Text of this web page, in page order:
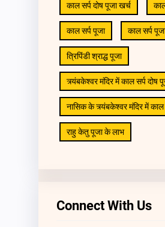
काल सर्प दोष पूजा खर्च
काल सर्प पूजा काल सर्प
त्रिपिंडी श्राद्ध पूजा
त्र्यंबकेश्वर मंदिर में काल सर्प दोष
नासिक के त्र्यंबकेश्वर मंदिर में काल
राहु केतु पूजा के लाभ
Connect With Us